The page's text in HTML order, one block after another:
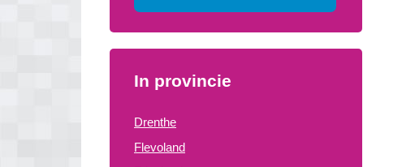
In provincie
Drenthe
Flevoland